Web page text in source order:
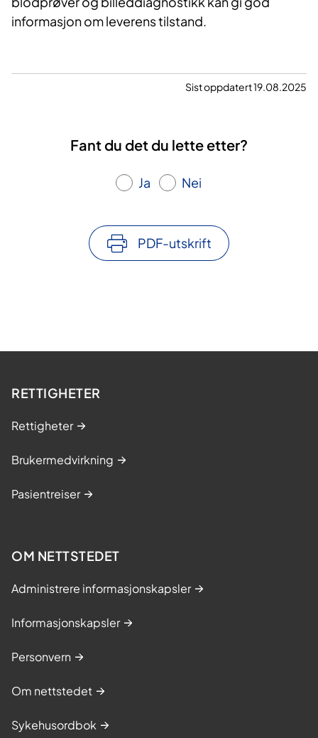
informasjon om leverens tilstand.
Sist oppdatert 19.08.2025
Fant du det du lette etter?
Ja Nei
PDF-utskrift
RETTIGHETER
Rettigheter
Brukermedvirkning
Pasientreiser
OM NETTSTEDET
Administrere informasjonskapsler
Informasjonskapsler
Personvern
Om nettstedet
Sykehusordbok